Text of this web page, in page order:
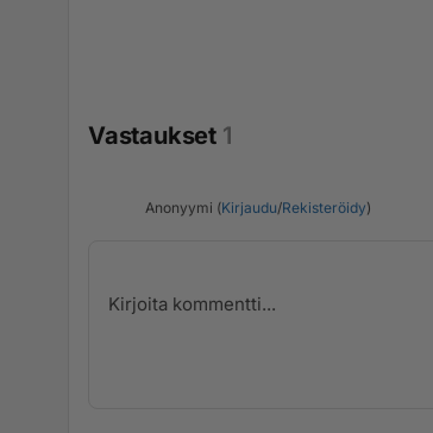
Vastaukset 1
Anonyymi (Kirjaudu/Rekisteröidy)